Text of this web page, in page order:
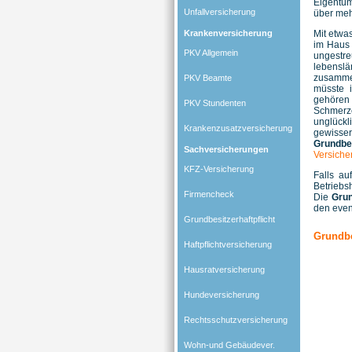
Unfallversicherung
Krankenversicherung
PKV Allgemein
PKV Beamte
PKV Stundenten
Krankenzusatzversicherung
Sachversicherungen
KFZ-Versicherung
Firmencheck
Grundbesitzerhaftpflicht
Haftpflichtversicherung
Hausratversicherung
Hundeversicherung
Rechtsschutzversicherung
Wohn-und Gebäudever.
über
Mit
im Haus
müsste
Falls
Die
den